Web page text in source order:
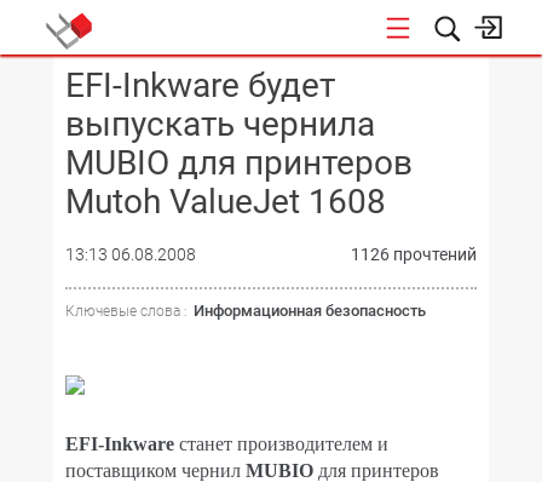
КОНФЕРЕНЦИИ
EFI-Inkware будет
выпускать чернила
MUBIO для принтеров
Mutoh ValueJet 1608
13:13 06.08.2008 1126 прочтений
Ключевые слова : Информационная безопасность
EFI-Inkware станет производителем и
поставщиком чернил MUBIO для принтеров